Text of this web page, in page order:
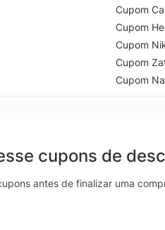
Cupom
Cupom
Cupom
Cupom
Cupom
cupons de
antes de finalizar uma